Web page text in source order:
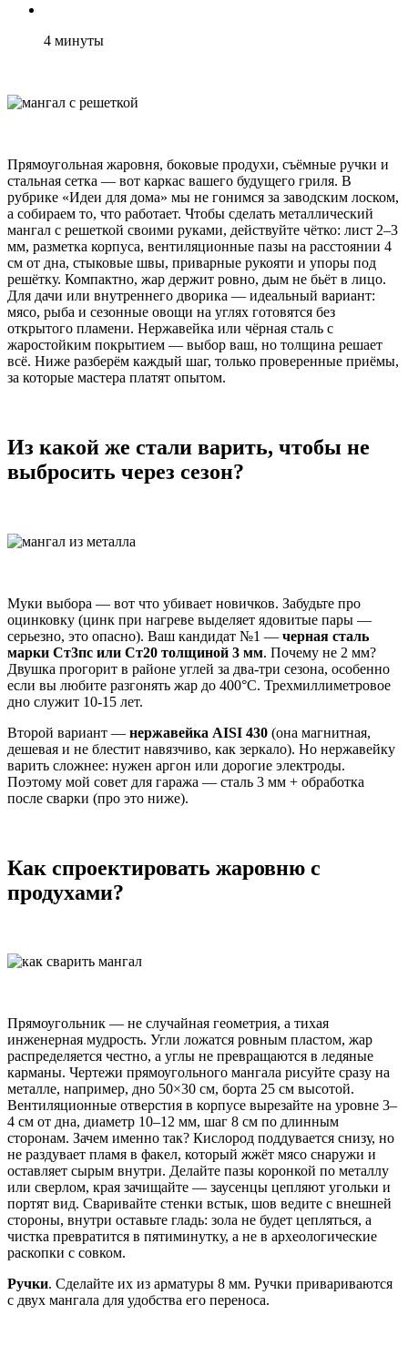
4 минуты
Прямоугольная жаровня, боковые продухи, съёмные ручки и
стальная сетка — вот каркас вашего будущего гриля. В
рубрике «Идеи для дома» мы не гонимся за заводским лоском,
а собираем то, что работает. Чтобы сделать металлический
мангал с решеткой своими руками, действуйте чётко: лист 2–3
мм, разметка корпуса, вентиляционные пазы на расстоянии 4
см от дна, стыковые швы, приварные рукояти и упоры под
решётку. Компактно, жар держит ровно, дым не бьёт в лицо.
Для дачи или внутреннего дворика — идеальный вариант:
мясо, рыба и сезонные овощи на углях готовятся без
открытого пламени. Нержавейка или чёрная сталь с
жаростойким покрытием — выбор ваш, но толщина решает
всё. Ниже разберём каждый шаг, только проверенные приёмы,
за которые мастера платят опытом.
Из какой же стали варить, чтобы не
выбросить через сезон?
Муки выбора — вот что убивает новичков. Забудьте про
оцинковку (цинк при нагреве выделяет ядовитые пары —
серьезно, это опасно). Ваш кандидат №1 — черная сталь
марки Ст3пс или Ст20 толщиной 3 мм. Почему не 2 мм?
Двушка прогорит в районе углей за два-три сезона, особенно
если вы любите разгонять жар до 400°C. Трехмиллиметровое
дно служит 10-15 лет.
Второй вариант — нержавейка AISI 430 (она магнитная,
дешевая и не блестит навязчиво, как зеркало). Но нержавейку
варить сложнее: нужен аргон или дорогие электроды.
Поэтому мой совет для гаража — сталь 3 мм + обработка
после сварки (про это ниже).
Как спроектировать жаровню с
продухами?
Прямоугольник — не случайная геометрия, а тихая
инженерная мудрость. Угли ложатся ровным пластом, жар
распределяется честно, а углы не превращаются в ледяные
карманы. Чертежи прямоугольного мангала рисуйте сразу на
металле, например, дно 50×30 см, борта 25 см высотой.
Вентиляционные отверстия в корпусе вырезайте на уровне 3–
4 см от дна, диаметр 10–12 мм, шаг 8 см по длинным
сторонам. Зачем именно так? Кислород поддувается снизу, но
не раздувает пламя в факел, который жжёт мясо снаружи и
оставляет сырым внутри. Делайте пазы коронкой по металлу
или сверлом, края зачищайте — заусенцы цепляют угольки и
портят вид. Сваривайте стенки встык, шов ведите с внешней
стороны, внутри оставьте гладь: зола не будет цепляться, а
чистка превратится в пятиминутку, а не в археологические
раскопки с совком.
Ручки. Сделайте их из арматуры 8 мм. Ручки привариваются
с двух мангала для удобства его переноса.